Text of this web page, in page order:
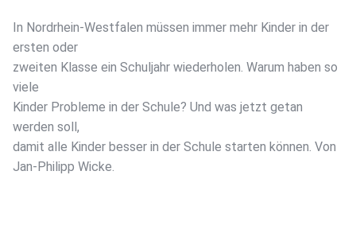
In Nordrhein-Westfalen müssen immer mehr Kinder in der
ersten oder
zweiten Klasse ein Schuljahr wiederholen. Warum haben so
viele
Kinder Probleme in der Schule? Und was jetzt getan
werden soll,
damit alle Kinder besser in der Schule starten können. Von
Jan-Philipp Wicke.